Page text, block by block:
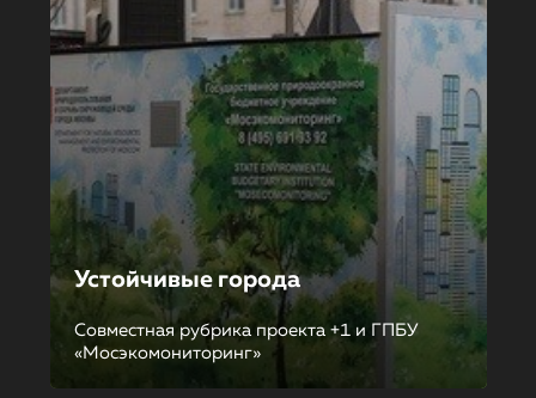
Устойчивые города
Совместная рубрика проекта +1 и ГПБУ
«Мосэкомониторинг»